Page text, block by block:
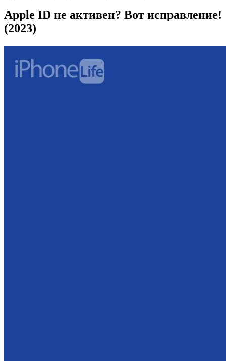
Apple ID не активен? Вот исправление!
(2023)